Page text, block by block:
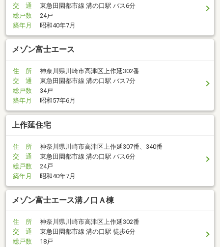
交 通
東急田園都市線 溝の口駅 バス6分
総戸数
24戸
築年月
昭和40年7月
メゾン富士エース
住 所
神奈川県川崎市高津区上作延302番
交 通
東急田園都市線 溝の口駅 バス7分
総戸数
34戸
築年月
昭和57年6月
上作延住宅
住 所
神奈川県川崎市高津区上作延307番、340番
交 通
東急田園都市線 溝の口駅 バス6分
総戸数
24戸
築年月
昭和40年7月
メゾン富士エース溝ノ口Ａ棟
住 所
神奈川県川崎市高津区上作延302番
交 通
東急田園都市線 溝の口駅 徒歩6分
総戸数
18戸